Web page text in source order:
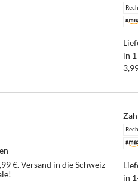
in
€. Versand in die Schweiz
in